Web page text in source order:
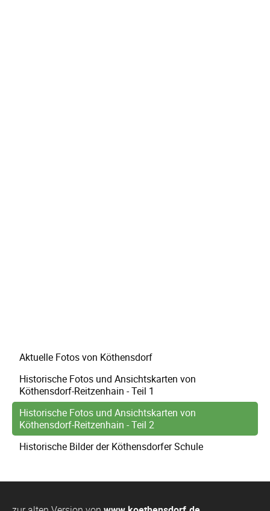
überspringen
Aktuelle Fotos von Köthensdorf
Historische Fotos und Ansichtskarten von
Köthensdorf-Reitzenhain - Teil 1
Historische Fotos und Ansichtskarten von
Köthensdorf-Reitzenhain - Teil 2
Historische Bilder der Köthensdorfer Schule